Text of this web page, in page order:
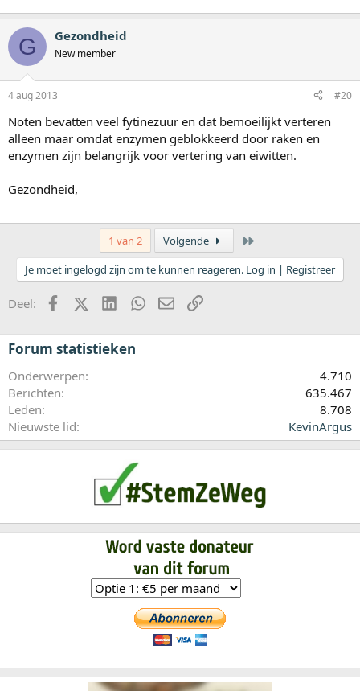
G Gezondheid
New member
4 aug 2013 #20
Noten bevatten veel fytinezuur en dat bemoeilijkt verteren
alleen maar omdat enzymen geblokkeerd door raken en
enzymen zijn belangrijk voor vertering van eiwitten.
Gezondheid,
1 van 2 Volgende
Je moet ingelogd zijn om te kunnen reageren. Log in | Registreer
Deel: FacebookX (Twitter)LinkedInWhatsApp
E-mailkoppeling
Forum statistieken
Onderwerpen
4.710
Berichten
635.467
Leden
8.708
Nieuwste lid
KevinArgus